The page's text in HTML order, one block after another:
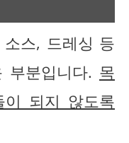
스, 드레싱 등
부분입니다. 목
되지 않도록